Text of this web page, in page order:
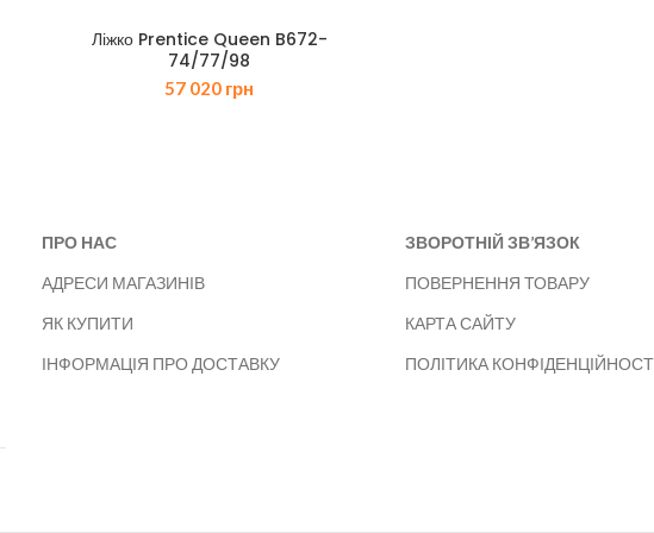
Ліжко Prentice Queen B672-
74/77/98
57 020 грн
ПРО НАС
АДРЕСИ МАГАЗИНІВ
ЯК КУПИТИ
ІНФОРМАЦІЯ ПРО ДОСТАВКУ
ЗВОРОТНІЙ ЗВ’ЯЗОК
ПОВЕРНЕННЯ ТОВАРУ
КАРТА САЙТУ
ПОЛІТИКА